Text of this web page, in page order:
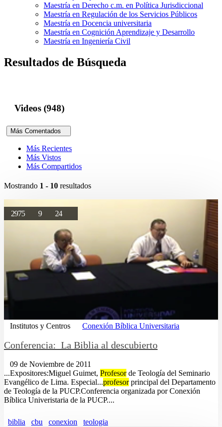
Maestría en Derecho c.m. en Política Jurisdiccional
Maestría en Regulación de los Servicios Públicos
Maestría en Docencia universitaria
Maestría en Cognición Aprendizaje y Desarrollo
Maestría en Ingeniería Civil
Resultados de Búsqueda
Videos (948)
Más Comentados
Más Recientes
Más Vistos
Más Compartidos
Mostrando 1 - 10 resultados
2975 9 24
Institutos y Centros Conexión Bíblica Universitaria
Conferencia: La Biblia al descubierto
09 de Noviembre de 2011
...Expositores:Miguel Guimet, Profesorde Teología del Seminario
Evangélico de Lima. Especial...profesorprincipal del Departamento
de Teología de la PUCP.Conferencia organizada por Conexión
Bíblica Univeristaria de la PUCP....
biblia cbu conexion teologia